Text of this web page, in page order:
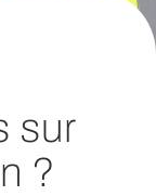
sur
?